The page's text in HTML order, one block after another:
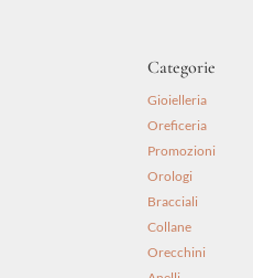
Categorie
Gioielleria
Oreficeria
Promozioni
Orologi
Bracciali
Collane
Orecchini